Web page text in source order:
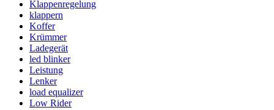
Klappenregelung
klappern
Koffer
Krümmer
Ladegerät
led blinker
Leistung
Lenker
load equalizer
Low Rider